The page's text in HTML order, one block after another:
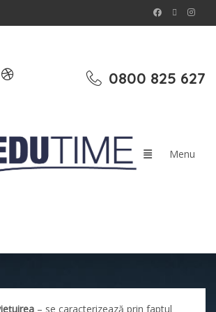
0800 825 627
– se caracterizează prin faptul